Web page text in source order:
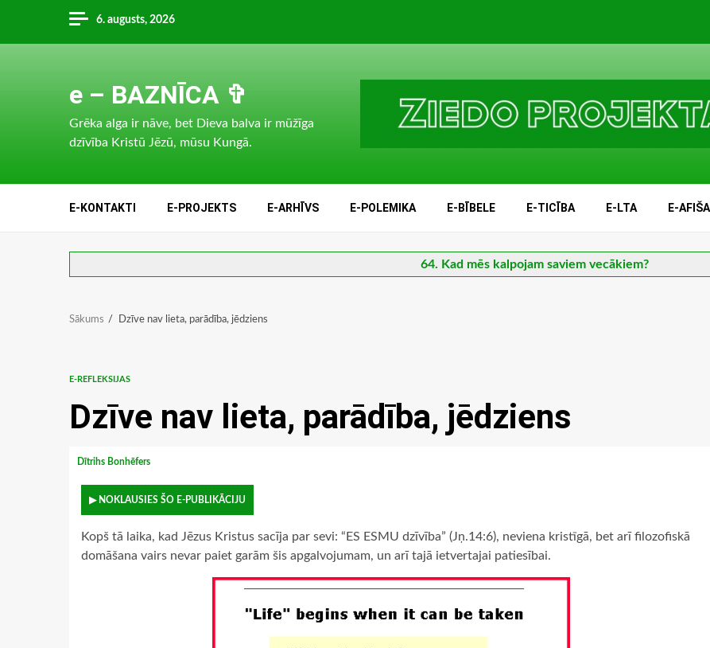
content
6. augusts, 2026
e – BAZNĪCA ✞
Grēka alga ir nāve, bet Dieva balva ir mūžīga
dzīvība Kristū Jēzū, mūsu Kungā.
E-KONTAKTI E-PROJEKTS E-ARHĪVS E-POLEMIKA E-BĪBELE E-TICĪBA E-LTA E-AFIŠA
64. Kad mēs kalpojam saviem vecākiem?
Sākums Dzīve nav lieta, parādība, jēdziens
E-REFLEKSIJAS
Dzīve nav lieta, parādība, jēdziens
Dītrihs Bonhēfers
▶ NOKLAUSIES ŠO E-PUBLIKĀCIJU
Kopš tā laika, kad Jēzus Kristus sacīja par sevi: “ES ESMU dzīvība” (Jņ.14:6), neviena kristīgā, bet arī filozofiskā
domāšana vairs nevar paiet garām šis apgalvojumam, un arī tajā ietvertajai patiesībai.